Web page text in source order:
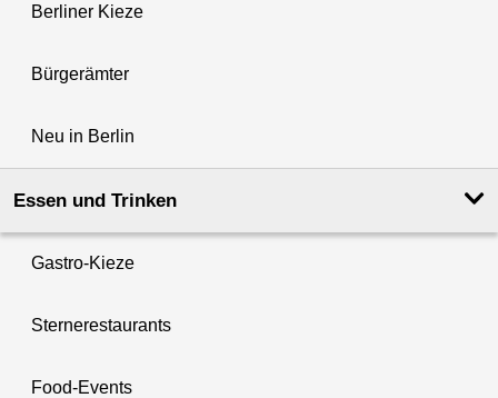
Berliner Kieze
Bürgerämter
Neu in Berlin
Essen und Trinken
Gastro-Kieze
Sternerestaurants
Food-Events